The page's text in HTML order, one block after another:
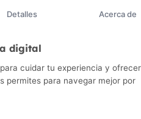
Detalles Acerca de
digital
cuidar tu experiencia y
permites para navegar mejor por